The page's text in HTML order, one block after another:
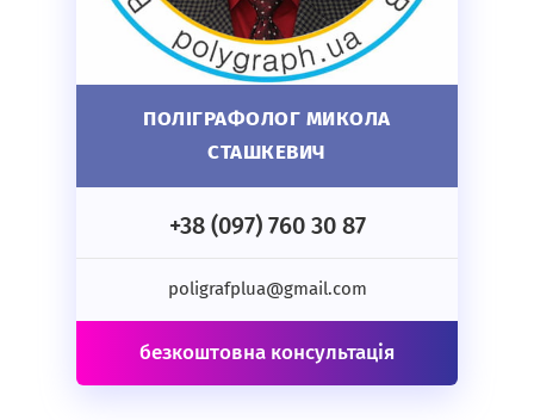
ПОЛІГРАФОЛОГ МИКОЛА
СТАШКЕВИЧ
+38 (097) 760 30 87
poligrafplua@gmail.com
безкоштовна консультація